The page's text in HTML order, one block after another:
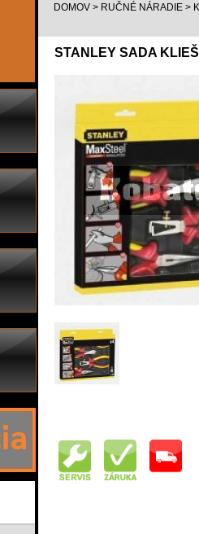
DOMOV > RUČNÉ NÁRADIE >
STANLEY SADA